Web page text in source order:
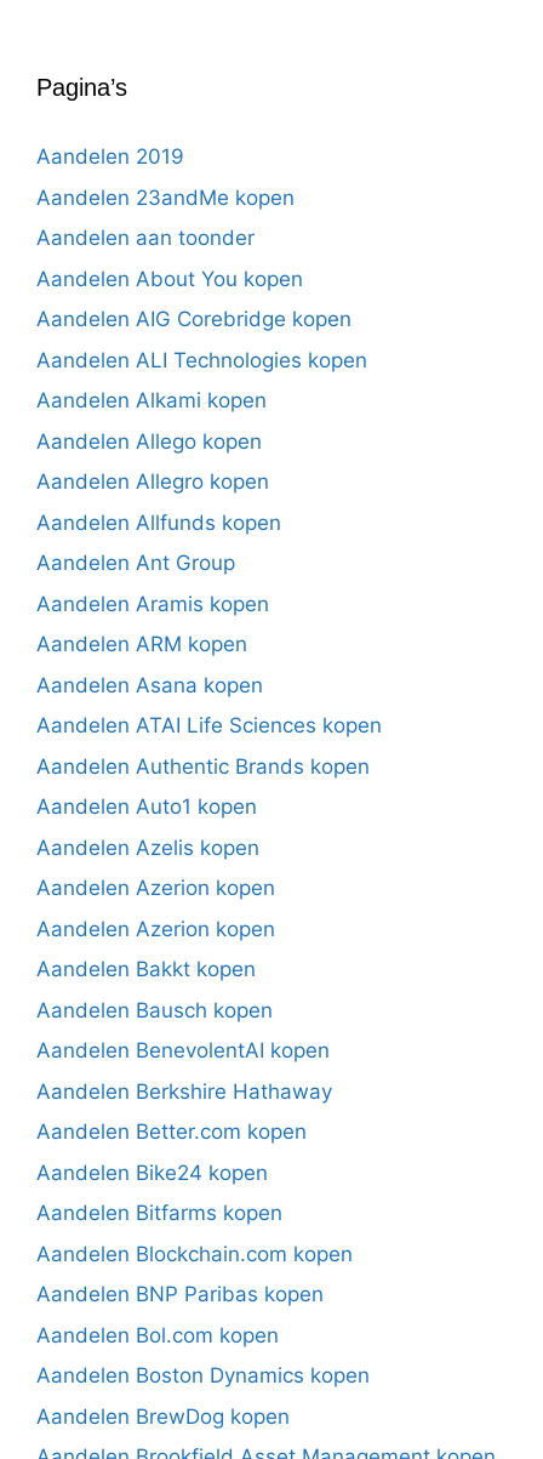
Pagina’s
Aandelen 2019
Aandelen 23andMe kopen
Aandelen aan toonder
Aandelen About You kopen
Aandelen AIG Corebridge kopen
Aandelen ALI Technologies kopen
Aandelen Alkami kopen
Aandelen Allego kopen
Aandelen Allegro kopen
Aandelen Allfunds kopen
Aandelen Ant Group
Aandelen Aramis kopen
Aandelen ARM kopen
Aandelen Asana kopen
Aandelen ATAI Life Sciences kopen
Aandelen Authentic Brands kopen
Aandelen Auto1 kopen
Aandelen Azelis kopen
Aandelen Azerion kopen
Aandelen Azerion kopen
Aandelen Bakkt kopen
Aandelen Bausch kopen
Aandelen BenevolentAI kopen
Aandelen Berkshire Hathaway
Aandelen Better.com kopen
Aandelen Bike24 kopen
Aandelen Bitfarms kopen
Aandelen Blockchain.com kopen
Aandelen BNP Paribas kopen
Aandelen Bol.com kopen
Aandelen Boston Dynamics kopen
Aandelen BrewDog kopen